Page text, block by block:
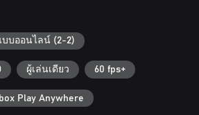
บออนไลน์ (2-2)
ผู้เล่นเดียว 60 fps+
Play Anywhere